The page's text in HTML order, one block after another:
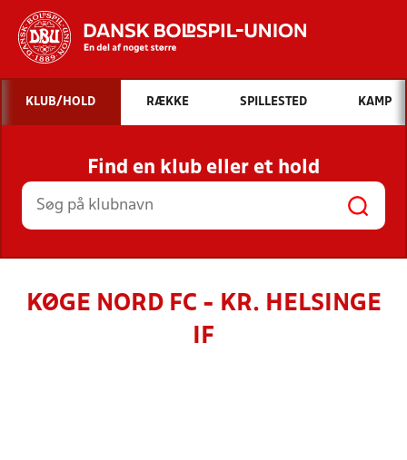
Hvad vil du søge efter?
INDHOLD OG NYHEDER
STILLINGER, RESULTATER, KLUBBER OG
HOLD
KLUB/HOLD RÆKKE SPILLESTED KAMP
Find en klub eller et hold
KØGE NORD FC - KR. HELSINGE
IF